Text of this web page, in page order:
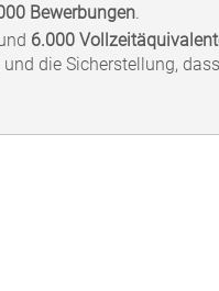
Bewerbungen.
6.000
die Sicherstellung,